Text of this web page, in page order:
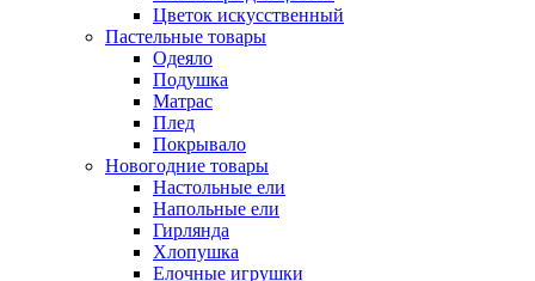
Цветок искусственный
Пастельные товары
Одеяло
Подушка
Матрас
Плед
Покрывало
Новогодние товары
Настольные ели
Напольные ели
Гирлянда
Хлопушка
Елочные игрушки